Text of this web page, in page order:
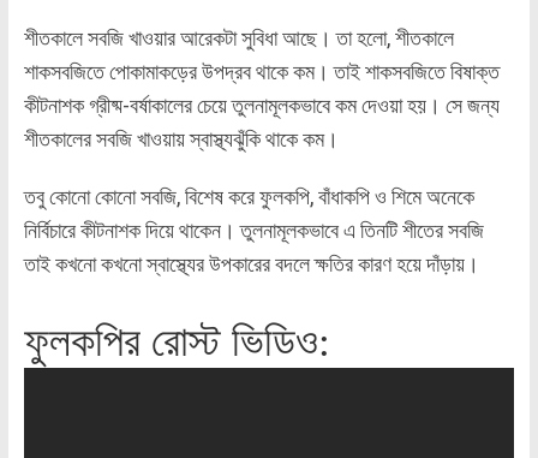
শীতকালে সবজি খাওয়ার আরেকটা সুবিধা আছে। তা হলো, শীতকালে
শাকসবজিতে পোকামাকড়ের উপদ্রব থাকে কম। তাই শাকসবজিতে বিষাক্ত
কীটনাশক গ্রীষ্ম-বর্ষাকালের চেয়ে তুলনামূলকভাবে কম দেওয়া হয়। সে জন্য
শীতকালের সবজি খাওয়ায় স্বাস্থ্যঝুঁকি থাকে কম।
তবু কোনো কোনো সবজি, বিশেষ করে ফুলকপি, বাঁধাকপি ও শিমে অনেকে
নির্বিচারে কীটনাশক দিয়ে থাকেন। তুলনামূলকভাবে এ তিনটি শীতের সবজি
তাই কখনো কখনো স্বাস্থ্যের উপকারের বদলে ক্ষতির কারণ হয়ে দাঁড়ায়।
ফুলকপির রোস্ট ভিডিও: